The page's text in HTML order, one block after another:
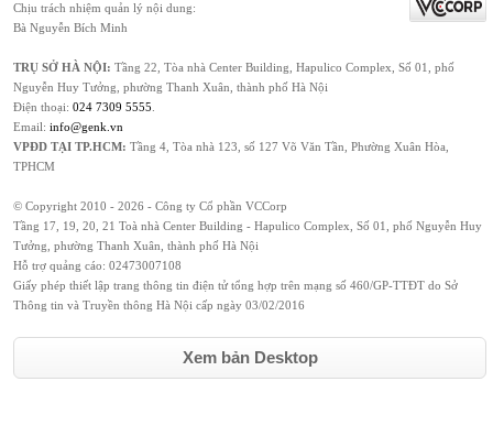
Chịu trách nhiệm quản lý nội dung:
Bà Nguyễn Bích Minh
TRỤ SỞ HÀ NỘI: Tầng 22, Tòa nhà Center Building, Hapulico Complex, Số 01, phố
Nguyễn Huy Tưởng, phường Thanh Xuân, thành phố Hà Nội
Điện thoại: 024 7309 5555
Email: info@genk.vn
VPĐD TẠI TP.HCM: Tầng 4, Tòa nhà 123, số 127 Võ Văn Tần, Phường Xuân Hòa,
TPHCM
© Copyright 2010 - 2026 - Công ty Cổ phần VCCorp
Tầng 17, 19, 20, 21 Toà nhà Center Building - Hapulico Complex, Số 01, phố Nguyễn Huy
Tưởng, phường Thanh Xuân, thành phố Hà Nội
Hỗ trợ quảng cáo: 02473007108
Giấy phép thiết lập trang thông tin điện tử tổng hợp trên mạng số 460/GP-TTĐT do Sở
Thông tin và Truyền thông Hà Nội cấp ngày 03/02/2016
Xem bản Desktop